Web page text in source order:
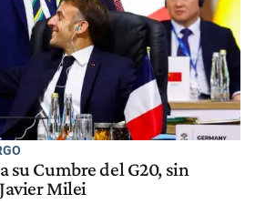
su Cumbre del G20, sin
Milei